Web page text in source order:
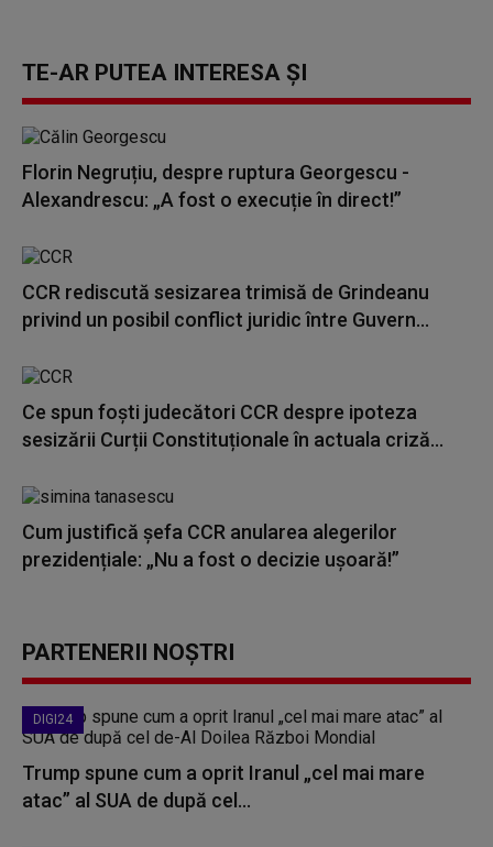
TE-AR PUTEA INTERESA ȘI
Florin Negruțiu, despre ruptura Georgescu -
Alexandrescu: „A fost o execuție în direct!”
CCR rediscută sesizarea trimisă de Grindeanu
privind un posibil conflict juridic între Guvern...
Ce spun foști judecători CCR despre ipoteza
sesizării Curții Constituționale în actuala criză...
Cum justifică șefa CCR anularea alegerilor
prezidențiale: „Nu a fost o decizie ușoară!”
PARTENERII NOȘTRI
DIGI24
Trump spune cum a oprit Iranul „cel mai mare
atac” al SUA de după cel...